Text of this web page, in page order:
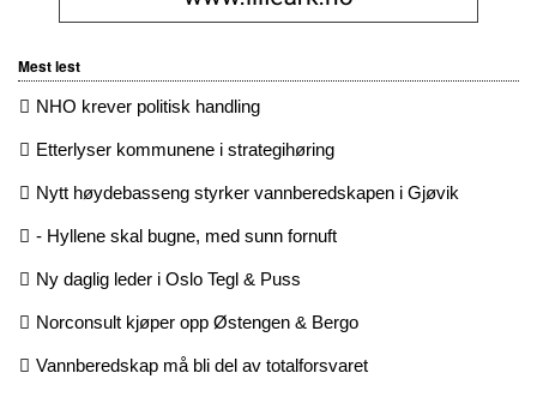
Mest lest
NHO krever politisk handling
Etterlyser kommunene i strategihøring
Nytt høydebasseng styrker vannberedskapen i Gjøvik
- Hyllene skal bugne, med sunn fornuft
Ny daglig leder i Oslo Tegl & Puss
Norconsult kjøper opp Østengen & Bergo
Vannberedskap må bli del av totalforsvaret